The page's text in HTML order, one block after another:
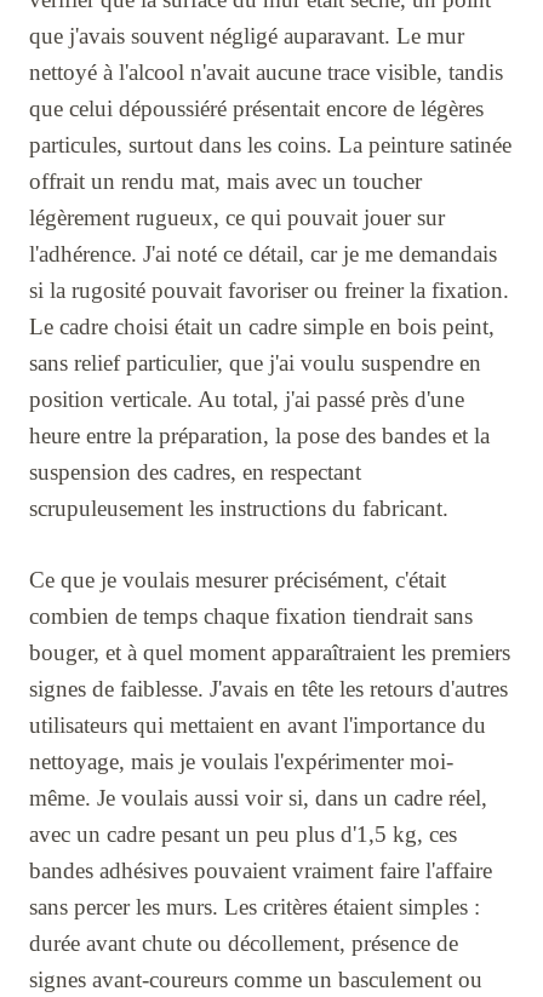
que j'avais souvent négligé auparavant. Le mur
nettoyé à l'alcool n'avait aucune trace visible, tandis
que celui dépoussiéré présentait encore de légères
particules, surtout dans les coins. La peinture satinée
offrait un rendu mat, mais avec un toucher
légèrement rugueux, ce qui pouvait jouer sur
l'adhérence. J'ai noté ce détail, car je me demandais
si la rugosité pouvait favoriser ou freiner la fixation.
Le cadre choisi était un cadre simple en bois peint,
sans relief particulier, que j'ai voulu suspendre en
position verticale. Au total, j'ai passé près d'une
heure entre la préparation, la pose des bandes et la
suspension des cadres, en respectant
scrupuleusement les instructions du fabricant.
Ce que je voulais mesurer précisément, c'était
combien de temps chaque fixation tiendrait sans
bouger, et à quel moment apparaîtraient les premiers
signes de faiblesse. J'avais en tête les retours d'autres
utilisateurs qui mettaient en avant l'importance du
nettoyage, mais je voulais l'expérimenter moi-
même. Je voulais aussi voir si, dans un cadre réel,
avec un cadre pesant un peu plus d'1,5 kg, ces
bandes adhésives pouvaient vraiment faire l'affaire
sans percer les murs. Les critères étaient simples :
durée avant chute ou décollement, présence de
signes avant-coureurs comme un basculement ou